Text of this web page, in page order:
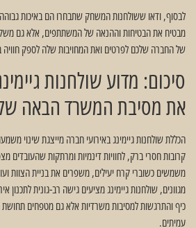
לבסוף, ודאו ששולחנות המשחק שתבחרו הם באיכות
מבטיח את הבטיחות וההנאה של המשתתפים, אלא גם
של החברה שלכם לפרטים ואת המחויבות שלה לספק
סיכום: מדוע שולחנות
את מסיבת המשרד הבאה
הכללת שולחנות גיימינג באירועי חברה מייצגת שינוי
קרובות חסרי ברק, לחוויות דינמיות ומרתקות שהעובדים
משמשים כשוברי קרח יעילים, משפרים את בניית הצוות
מגוונים, שולחנות גיימינג מציעים גישה רב-גונית לתכנון
כיף והתרגשות למסיבות משרדיות אלא גם מטפחים תחושת
עמיתים.